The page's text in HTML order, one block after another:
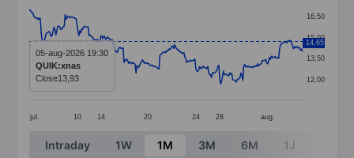
Line chart with 298 data points.
The chart has 1 X axis displaying categories.
The chart has 1 Y axis displaying values. Data ranges
jul. 10 14 20 24 28 aug.
12,00
13,50
15,00
16,50
14,65
05-aug-2026 19:30
QUIK:xnas
Close13,93
End of interactive chart.
Intraday 1W 1M 3M 6M 1J